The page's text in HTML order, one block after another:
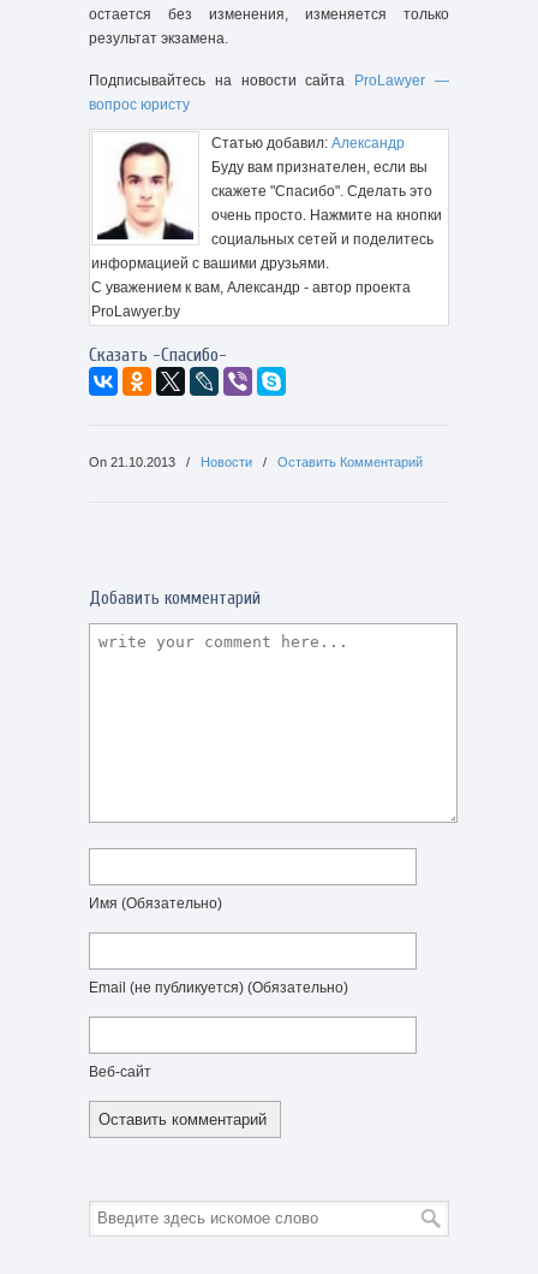
остается без изменения, изменяется только
результат экзамена.
Подписывайтесь на новости сайта
ProLawyer —
вопрос юристу
Статью добавил: Александр
Буду вам признателен, если вы
скажете "Спасибо". Сделать это
очень просто. Нажмите на кнопки
социальных сетей и поделитесь
информацией с вашими друзьями.
С уважением к вам, Александр - автор проекта
ProLawyer.by
Сказать -Спасибо-
On 21.10.2013 / Новости / Оставить Комментарий
Добавить комментарий
Имя (Обязательно)
Email (не публикуется) (Обязательно)
Веб-сайт